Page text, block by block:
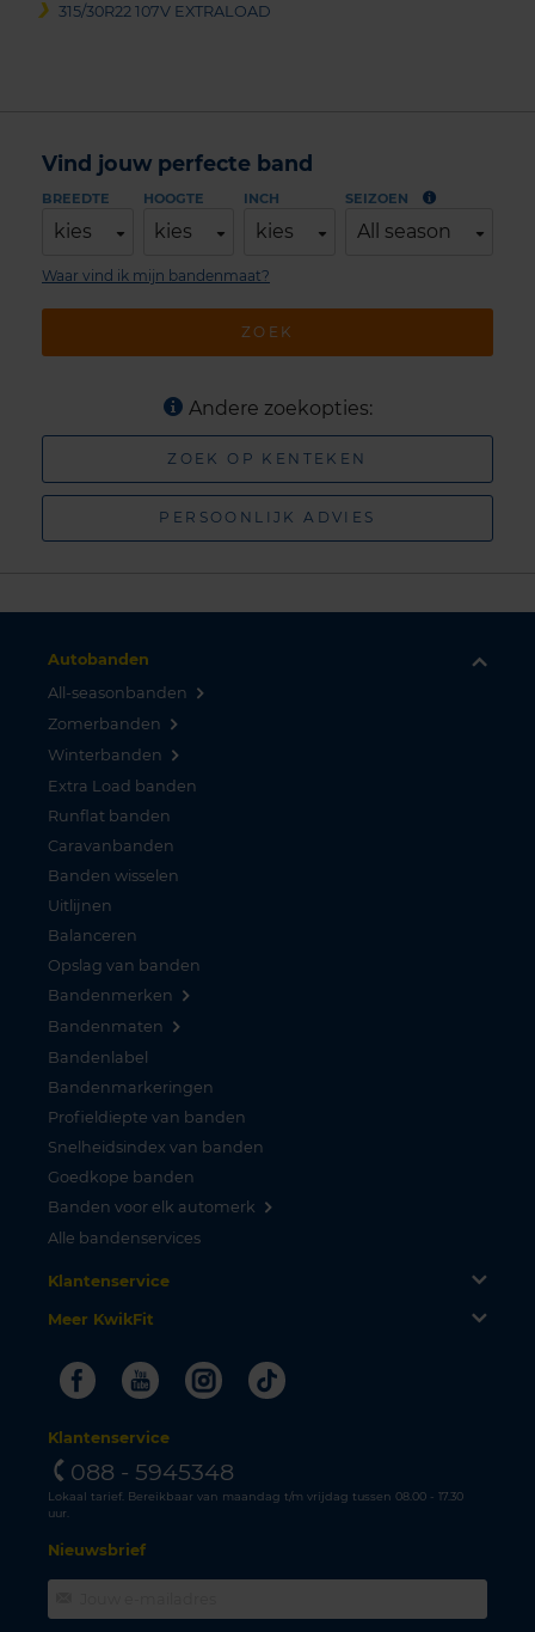
315/30R22 107V EXTRALOAD
Vind jouw perfecte band
BREEDTE
kies
HOOGTE
kies
INCH
kies
SEIZOEN
All season
ZOEK
Waar vind ik mijn bandenmaat?
Andere zoekopties:
ZOEK OP KENTEKEN
PERSOONLIJK ADVIES
Autobanden
All-seasonbanden
Zomerbanden
Winterbanden
Extra Load banden
Runflat banden
Caravanbanden
Banden wisselen
Uitlijnen
Balanceren
Opslag van banden
Bandenmerken
Bandenmaten
Bandenlabel
Bandenmarkeringen
Profieldiepte van banden
Snelheidsindex van banden
Goedkope banden
Banden voor elk automerk
Alle bandenservices
Klantenservice
Meer KwikFit
FacebookYoutubeInstagram
Tiktok
Klantenservice
088 - 5945348
Lokaal tarief. Bereikbaar van maandag t/m vrijdag tussen 08.00 - 17.30
uur.
Nieuwsbrief